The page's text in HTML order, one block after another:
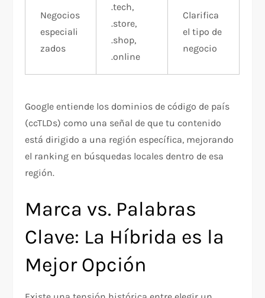
Negocios
especiali
zados
.tech,
.store,
.shop,
.online
Clarifica
el tipo de
negocio​
Google entiende los dominios de código de país
(ccTLDs) como una señal de que tu contenido
está dirigido a una región específica, mejorando
el ranking en búsquedas locales dentro de esa
región.​
Marca vs. Palabras
Clave: La Híbrida es la
Mejor Opción